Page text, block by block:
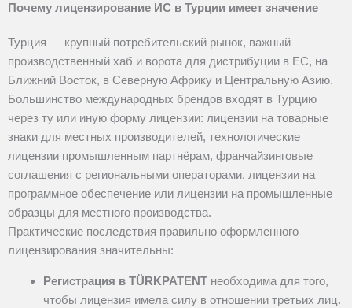
Почему лицензирование ИС в Турции имеет значение
Турция — крупный потребительский рынок, важный
производственный хаб и ворота для дистрибуции в ЕС, на
Ближний Восток, в Северную Африку и Центральную Азию.
Большинство международных брендов входят в Турцию
через ту или иную форму лицензии: лицензии на товарные
знаки для местных производителей, технологические
лицензии промышленным партнёрам, франчайзинговые
соглашения с региональными операторами, лицензии на
программное обеспечение или лицензии на промышленные
образцы для местного производства.
Практические последствия правильно оформленного
лицензирования значительны:
Регистрация в TÜRKPATENT необходима для того,
чтобы лицензия имела силу в отношении третьих лиц.